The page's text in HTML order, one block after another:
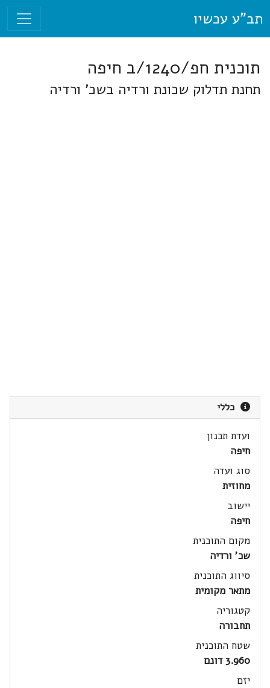
תב"ע עכשיו
תוכנית חפ/1240/ב חיפה
תחנת תדלוק שכונת ורדיה בשכ' ורדיה
כללי
ועדת תכנון
חיפה
סוג ועדה
מחוזית
יישוב
חיפה
מקום התוכנית
שכ' ורדיה
סיווג התוכנית
מתאר מקומית
קטגוריה
תחבורה
שטח התוכנית
3.960 דונם
יזם